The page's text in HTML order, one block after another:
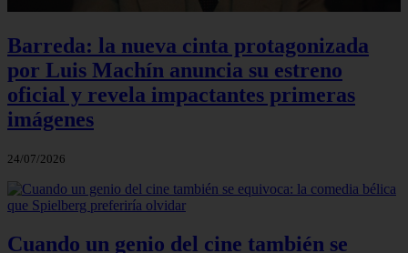
Barreda: la nueva cinta protagonizada
por Luis Machín anuncia su estreno
oficial y revela impactantes primeras
imágenes
24/07/2026
Cuando un genio del cine también se